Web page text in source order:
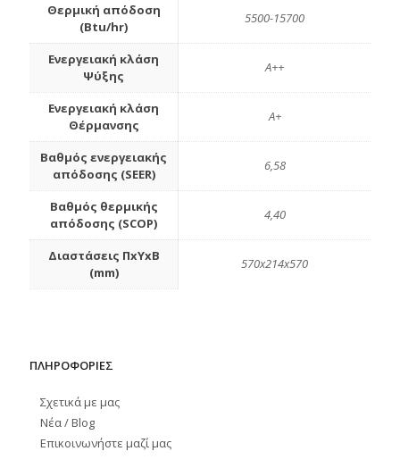
Θερμική απόδοση
(Btu/hr)
5500-15700
Ενεργειακή κλάση
Ψύξης
A++
Ενεργειακή κλάση
Θέρμανσης
A+
Βαθμός ενεργειακής
απόδοσης (SEER)
6,58
Βαθμός θερμικής
απόδοσης (SCOP)
4,40
Διαστάσεις ΠxΥxΒ
(mm)
570x214x570
ΠΛΗΡΟΦΟΡΙΕΣ
Σχετικά με μας
Νέα / Blog
Επικοινωνήστε μαζί μας